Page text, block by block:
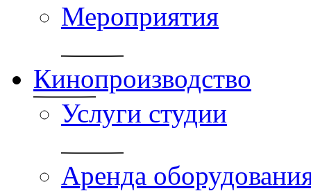
Мероприятия
Кинопроизводство
Услуги студии
Аренда